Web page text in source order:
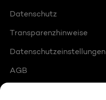
Datenschutz
Transparenzhinweise
Datenschutzeinstellungen
AGB